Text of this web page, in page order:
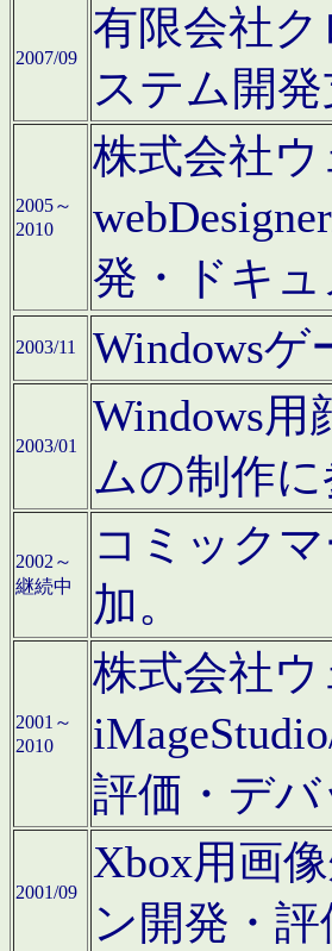
2007/09
有限会社
ステム開
2005～
2010
株式会社
発・ドキ
2003/11 Windows
2003/01
Windows
ムの制作
2002～
継続中
コミック
加。
2001～
2010
株式会社
評価・デ
2001/09
Xbox用画
ン開発・